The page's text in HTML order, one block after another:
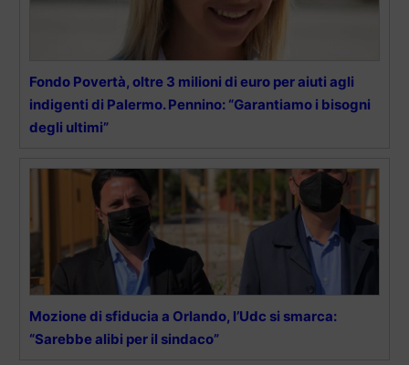
Fondo Povertà, oltre 3 milioni di euro per aiuti agli
indigenti di Palermo. Pennino: “Garantiamo i bisogni
degli ultimi”
Mozione di sfiducia a Orlando, l’Udc si smarca:
“Sarebbe alibi per il sindaco”